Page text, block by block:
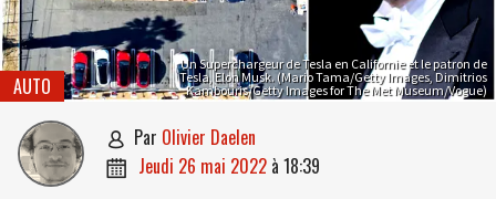
Un Superchargeur de Tesla en Californie et le patron de
Tesla, Elon Musk. (Mario Tama/Getty Images, Dimitrios
Kambouris/Getty Images for The Met Museum/Vogue)
AUTO
 par Olivier Daelen
 jeudi 26 mai 2022 à 18:39